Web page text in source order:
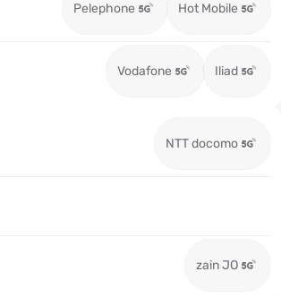
Pelephone Hot Mobile
Vodafone Iliad
NTT docomo
zain JO